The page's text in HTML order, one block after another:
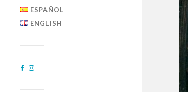
ESPAÑOL
ENGLISH